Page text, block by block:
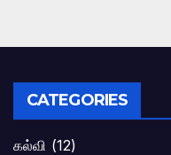
CATEGORIES
கல்வி (12)